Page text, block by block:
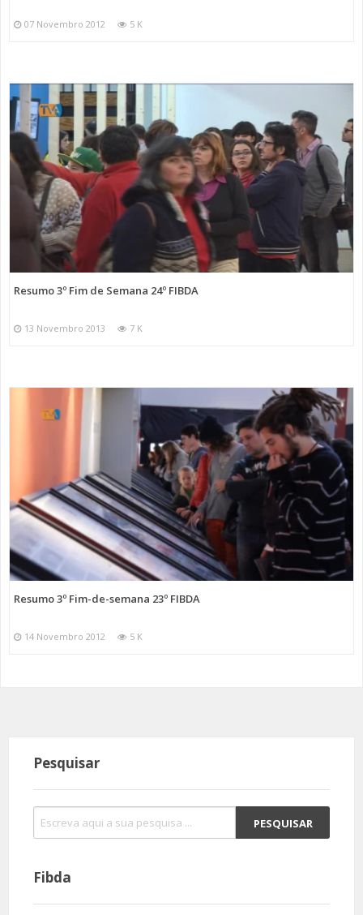
07 Novembro 2012 5 K
Resumo 3º Fim de Semana 24º FIBDA
13 Novembro 2013 7 K
Resumo 3º Fim-de-semana 23º FIBDA
14 Novembro 2012 5 K
Pesquisar
Fibda